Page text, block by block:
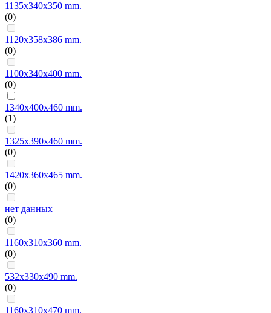
1135x340x350 mm.
(0)
1120x358x386 mm.
(0)
1100x340x400 mm.
(0)
1340x400x460 mm.
(1)
1325x390x460 mm.
(0)
1420x360x465 mm.
(0)
нет данных
(0)
1160x310x360 mm.
(0)
532x330x490 mm.
(0)
1160x310x470 mm.